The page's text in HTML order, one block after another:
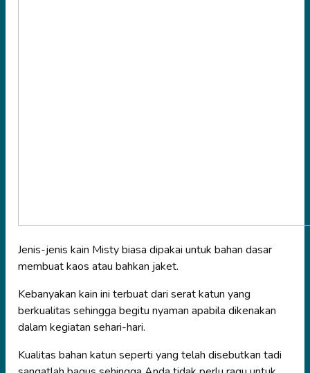
Jenis-jenis kain Misty biasa dipakai untuk bahan dasar
membuat kaos atau bahkan jaket.
Kebanyakan kain ini terbuat dari serat katun yang
berkualitas sehingga begitu nyaman apabila dikenakan
dalam kegiatan sehari-hari.
Kualitas bahan katun seperti yang telah disebutkan tadi